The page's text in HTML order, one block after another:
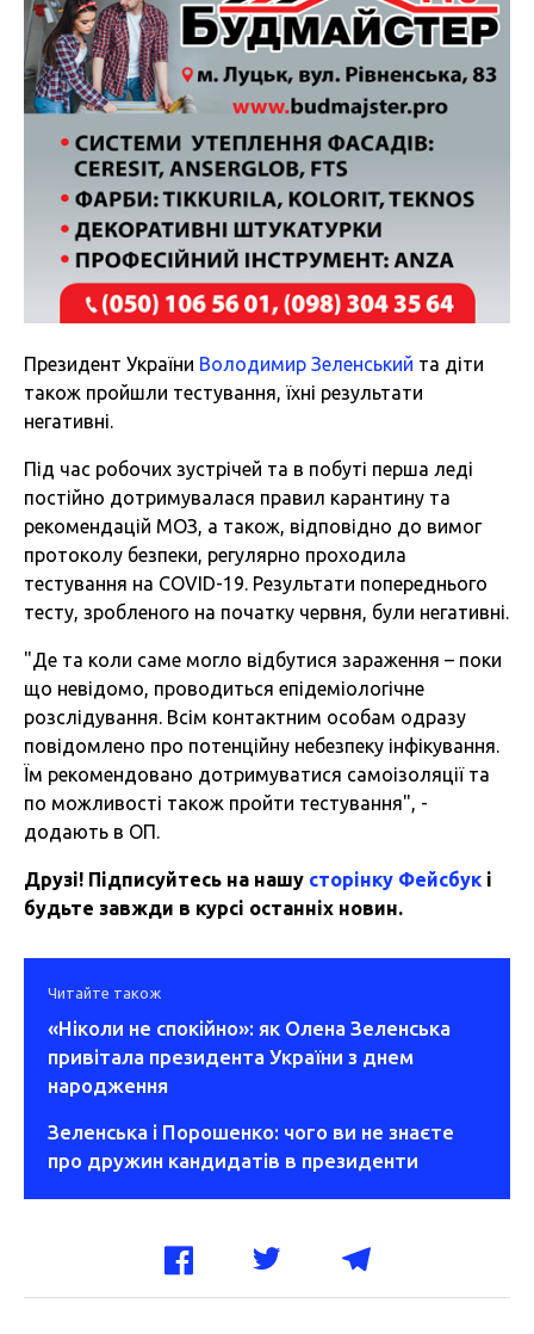
Президент України Володимир Зеленський та діти
також пройшли тестування, їхні результати
негативні.
Під час робочих зустрічей та в побуті перша леді
постійно дотримувалася правил карантину та
рекомендацій МОЗ, а також, відповідно до вимог
протоколу безпеки, регулярно проходила
тестування на COVID-19. Результати попереднього
тесту, зробленого на початку червня, були негативні.
"Де та коли саме могло відбутися зараження – поки
що невідомо, проводиться епідеміологічне
розслідування. Всім контактним особам одразу
повідомлено про потенційну небезпеку інфікування.
Їм рекомендовано дотримуватися самоізоляції та
по можливості також пройти тестування", -
додають в ОП.
Друзі! Підписуйтесь на нашу сторінку Фейсбук і
будьте завжди в курсі останніх новин.
Читайте також
«Ніколи не спокійно»: як Олена Зеленська
привітала президента України з днем
народження
Зеленська і Порошенко: чого ви не знаєте
про дружин кандидатів в президенти